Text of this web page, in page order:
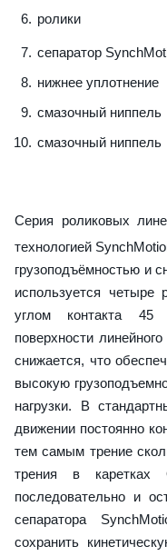
ролики
сепаратор
нижнее уплотнение
смазочный ниппель
смазочный ниппель
Серия роликовых
технологией
грузоподъёмностью и
используется четыре
углом контакта 45
поверхности
снижается, что
высокую
нагрузки. В
движении постоянно
тем самым трение
трения в каретках
последовательно и
сепаратора
сохранить